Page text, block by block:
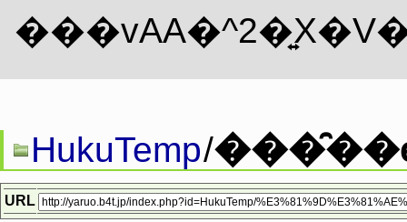
HukuTemp/
URL